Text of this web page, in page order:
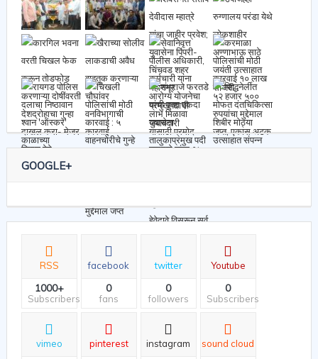
GOOGLE+
RSS
1000+
Subscribers
facebook
0
fans
twitter
0
followers
Youtube
0
Subscribers
vimeo
pinterest
instagram sound cloud